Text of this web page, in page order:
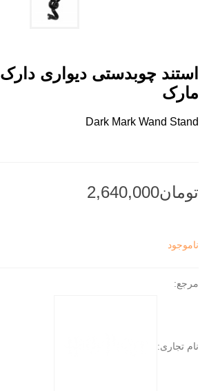
استند چوبدستی دیواری دارک
مارک
Dark Mark Wand Stand
ناموجود
مرجع:
نام تجاری: